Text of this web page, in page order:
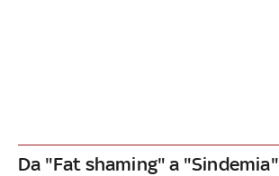
Da "Fat shaming" a "Sindemia"